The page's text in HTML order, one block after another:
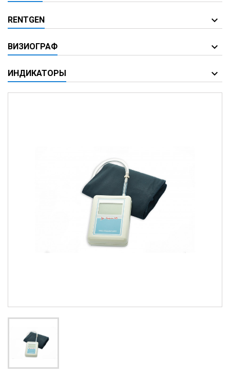
RENTGEN
ВИЗИОГРАФ
ИНДИКАТОРЫ